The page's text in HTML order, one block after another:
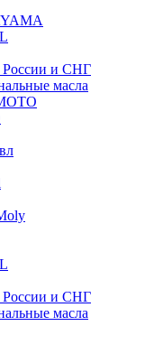
России и СНГ
масла
России и СНГ
масла